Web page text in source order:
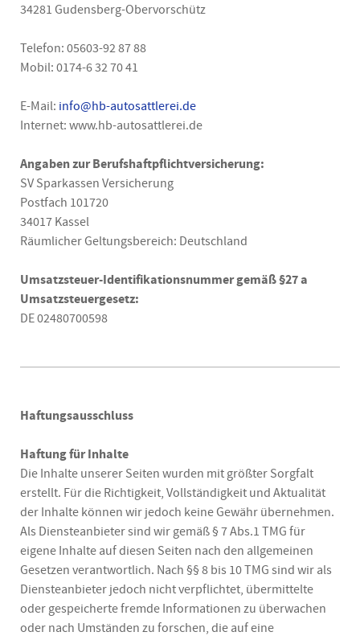
34281 Gudensberg-Obervorschütz
Telefon: 05603-92 87 88
Mobil: 0174-6 32 70 41
E-Mail: info@hb-autosattlerei.de
Internet: www.hb-autosattlerei.de
Angaben zur Berufshaftpflichtversicherung:
SV Sparkassen Versicherung
Postfach 101720
34017 Kassel
Räumlicher Geltungsbereich: Deutschland
Umsatzsteuer-Identifikationsnummer gemäß §27 a
Umsatzsteuergesetz:
DE 02480700598
Haftungsausschluss
Haftung für Inhalte
Die Inhalte unserer Seiten wurden mit größter Sorgfalt
erstellt. Für die Richtigkeit, Vollständigkeit und Aktualität
der Inhalte können wir jedoch keine Gewähr übernehmen.
Als Diensteanbieter sind wir gemäß § 7 Abs.1 TMG für
eigene Inhalte auf diesen Seiten nach den allgemeinen
Gesetzen verantwortlich. Nach §§ 8 bis 10 TMG sind wir als
Diensteanbieter jedoch nicht verpflichtet, übermittelte
oder gespeicherte fremde Informationen zu überwachen
oder nach Umständen zu forschen, die auf eine